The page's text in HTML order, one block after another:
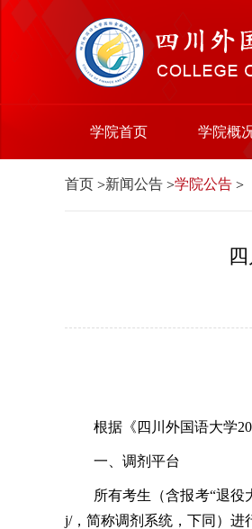
学院首页 学院概
首页 >新闻公告 >学院公告 >
根据《四川外国语大学
一、调剂平台
所有考生（含报考“退役
j/，简称调剂系统，下同）进